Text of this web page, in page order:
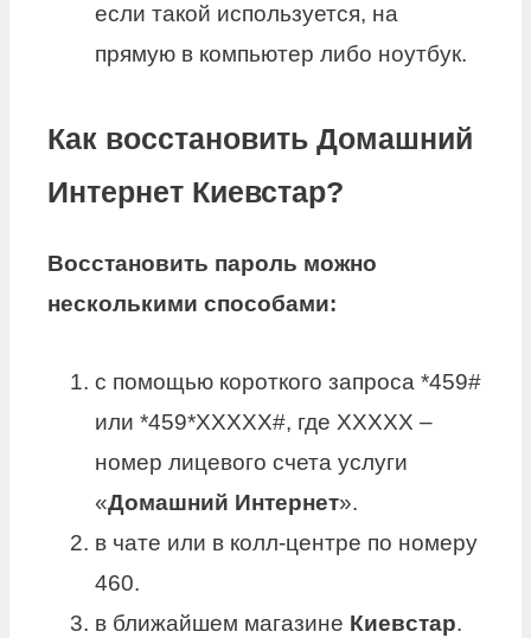
если такой используется, на
прямую в компьютер либо ноутбук.
Как восстановить Домашний
Интернет Киевстар?
Восстановить пароль можно
несколькими способами:
с помощью короткого запроса *459#
или *459*XXXXX#, где ХХХХХ –
номер лицевого счета услуги
«Домашний Интернет».
в чате или в колл-центре по номеру
460.
в ближайшем магазине Киевстар.